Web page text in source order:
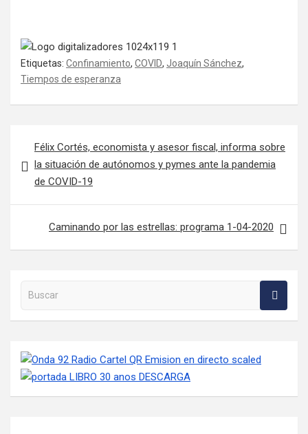
Etiquetas: Confinamiento, COVID, Joaquín Sánchez,
Tiempos de esperanza
Félix Cortés, economista y asesor fiscal, informa sobre
la situación de autónomos y pymes ante la pandemia
de COVID-19
Caminando por las estrellas: programa 1-04-2020
Buscar en la web